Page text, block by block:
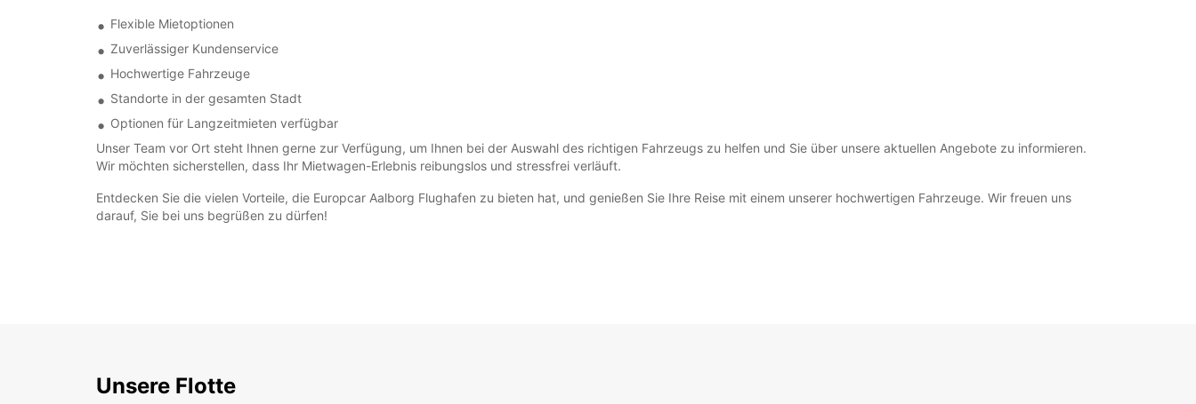
Flexible Mietoptionen
Zuverlässiger Kundenservice
Hochwertige Fahrzeuge
Standorte in der gesamten Stadt
Optionen für Langzeitmieten verfügbar
Unser Team vor Ort steht Ihnen gerne zur Verfügung, um Ihnen bei der Auswahl des richtigen Fahrzeugs zu helfen und Sie über unsere aktuellen Angebote zu informieren.
Wir möchten sicherstellen, dass Ihr Mietwagen-Erlebnis reibungslos und stressfrei verläuft.
Entdecken Sie die vielen Vorteile, die Europcar Aalborg Flughafen zu bieten hat, und genießen Sie Ihre Reise mit einem unserer hochwertigen Fahrzeuge. Wir freuen uns
darauf, Sie bei uns begrüßen zu dürfen!
Unsere Flotte